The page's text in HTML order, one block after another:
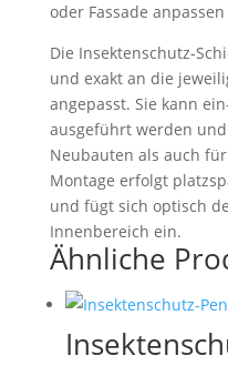
oder Fassade
Die Insektenschutz-
und exakt an die
angepasst. Sie kann
ausgeführt werden
Neubauten als auch
Montage erfolgt
und fügt sich optisch
Innenbereich ein.
Ähnliche